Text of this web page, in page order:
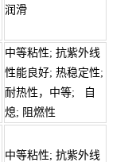
润滑
中等粘性; 抗紫外线
性能良好; 热稳定性;
耐热性，中等; 自
熄; 阻燃性
中等粘性; 抗紫外线